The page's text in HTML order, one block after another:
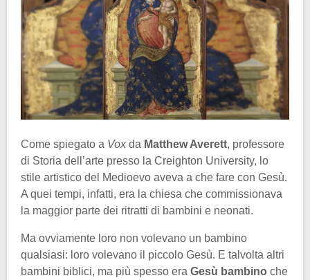
Come spiegato a Vox da Matthew Averett, professore
di Storia dell’arte presso la Creighton University, lo
stile artistico del Medioevo aveva a che fare con Gesù.
A quei tempi, infatti, era la chiesa che commissionava
la maggior parte dei ritratti di bambini e neonati.
Ma ovviamente loro non volevano un bambino
qualsiasi: loro volevano il piccolo Gesù. E talvolta altri
bambini biblici, ma più spesso era Gesù bambino che